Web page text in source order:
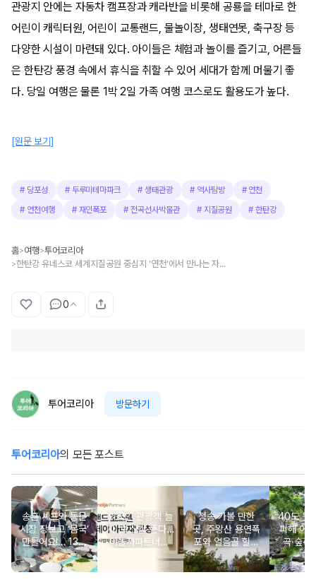
관광지 안에는 자동차 캠프장과 캐라반을 비롯해 공룡을 테마로 한
어린이 캐릭터원, 어린이 교통랜드, 물놀이장, 생태연못, 축구장 등
다양한 시설이 마련돼 있다. 아이들은 체험과 놀이를 즐기고, 어른들
은 한탄강 풍경 속에서 휴식을 취할 수 있어 세대가 함께 머물기 좋
다. 당일 여행은 물론 1박 2일 가족 여행 코스로도 활용도가 높다.
[원문 보기]
# 당포성 # 두루미테마파크 #생태관광 # 역사탐방 # 연천
# 연천여행 # 재인폭포 #전곡선사박물관 # 지질공원 #한탄강
홈>여행>투어코리아
> 한탄강 유네스코 세계지질공원 중심지 '연천'에서 만나는 자연·역사·생태 코스
0
투어코리아 방문하기
투어코리아의 모든 포스트
송훈 셰프와 동문
시장 장보고 ‘몸국’
만들어요!… 13일
‘제주미행’ 특별회
차 운영
외국인 관광객 늘
자 ‘호스텔’ 뜬다…
야놀자파트너스,
‘스테이 아리재’ 4
청송 가볼 만한
곳, 주왕산 용연폭
포와 얼음골 힐링
코스
40도 웃
피해 어
곡·숲·
떠나는
여